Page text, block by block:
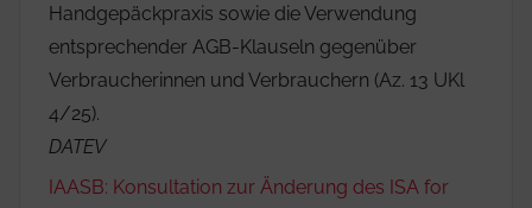
Handgepäckpraxis sowie die Verwendung
entsprechender AGB-Klauseln gegenüber
Verbraucherinnen und Verbrauchern (Az. 13 UKl
4/25).
DATEV
IAASB: Konsultation zur Änderung des ISA for